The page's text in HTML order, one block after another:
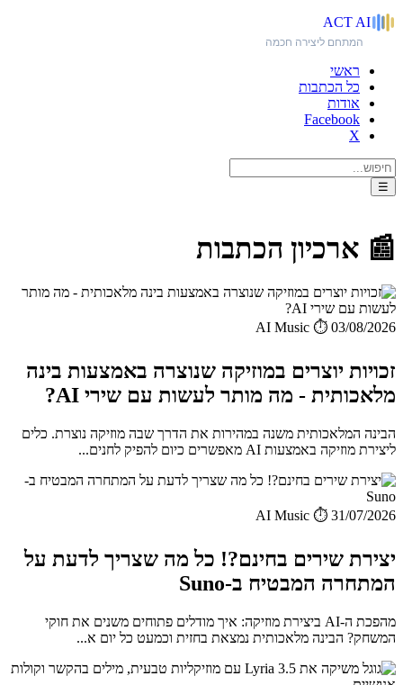
ACT AI
המתחם ליצירה חכמה
ראשי
כל הכתבות
אודות
Facebook
X
☰
📰 ארכיון הכתבות
AI Music ⏱️ 03/08/2026
זכויות יוצרים במוזיקה שנוצרה באמצעות בינה
מלאכותית - מה מותר לעשות עם שירי AI?
הבינה המלאכותית משנה במהירות את הדרך שבה מוזיקה נוצרת. כלים
ליצירת מוזיקה באמצעות AI מאפשרים כיום להפיק לחנים...
AI Music ⏱️ 31/07/2026
יצירת שירים בחינם?! כל מה שצריך לדעת על
המתחרה המבטיח ב-Suno
מהפכת ה-AI ביצירת מוזיקה: איך מודלים פתוחים משנים את חוקי
המשחק? הבינה מלאכותית נמצאת בחזית וכמעט כל יום א...